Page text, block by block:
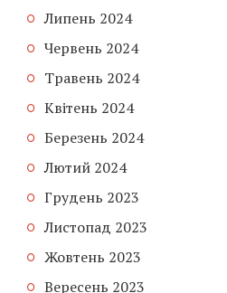
Липень 2024
Червень 2024
Травень 2024
Квітень 2024
Березень 2024
Лютий 2024
Грудень 2023
Листопад 2023
Жовтень 2023
Вересень 2023